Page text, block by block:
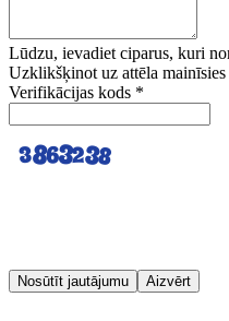
Lūdzu, ievadiet ciparus, kuri
Uzklikšķinot uz attēla
Verifikācijas kods *
Nosūtīt jautājumu Aizvērt